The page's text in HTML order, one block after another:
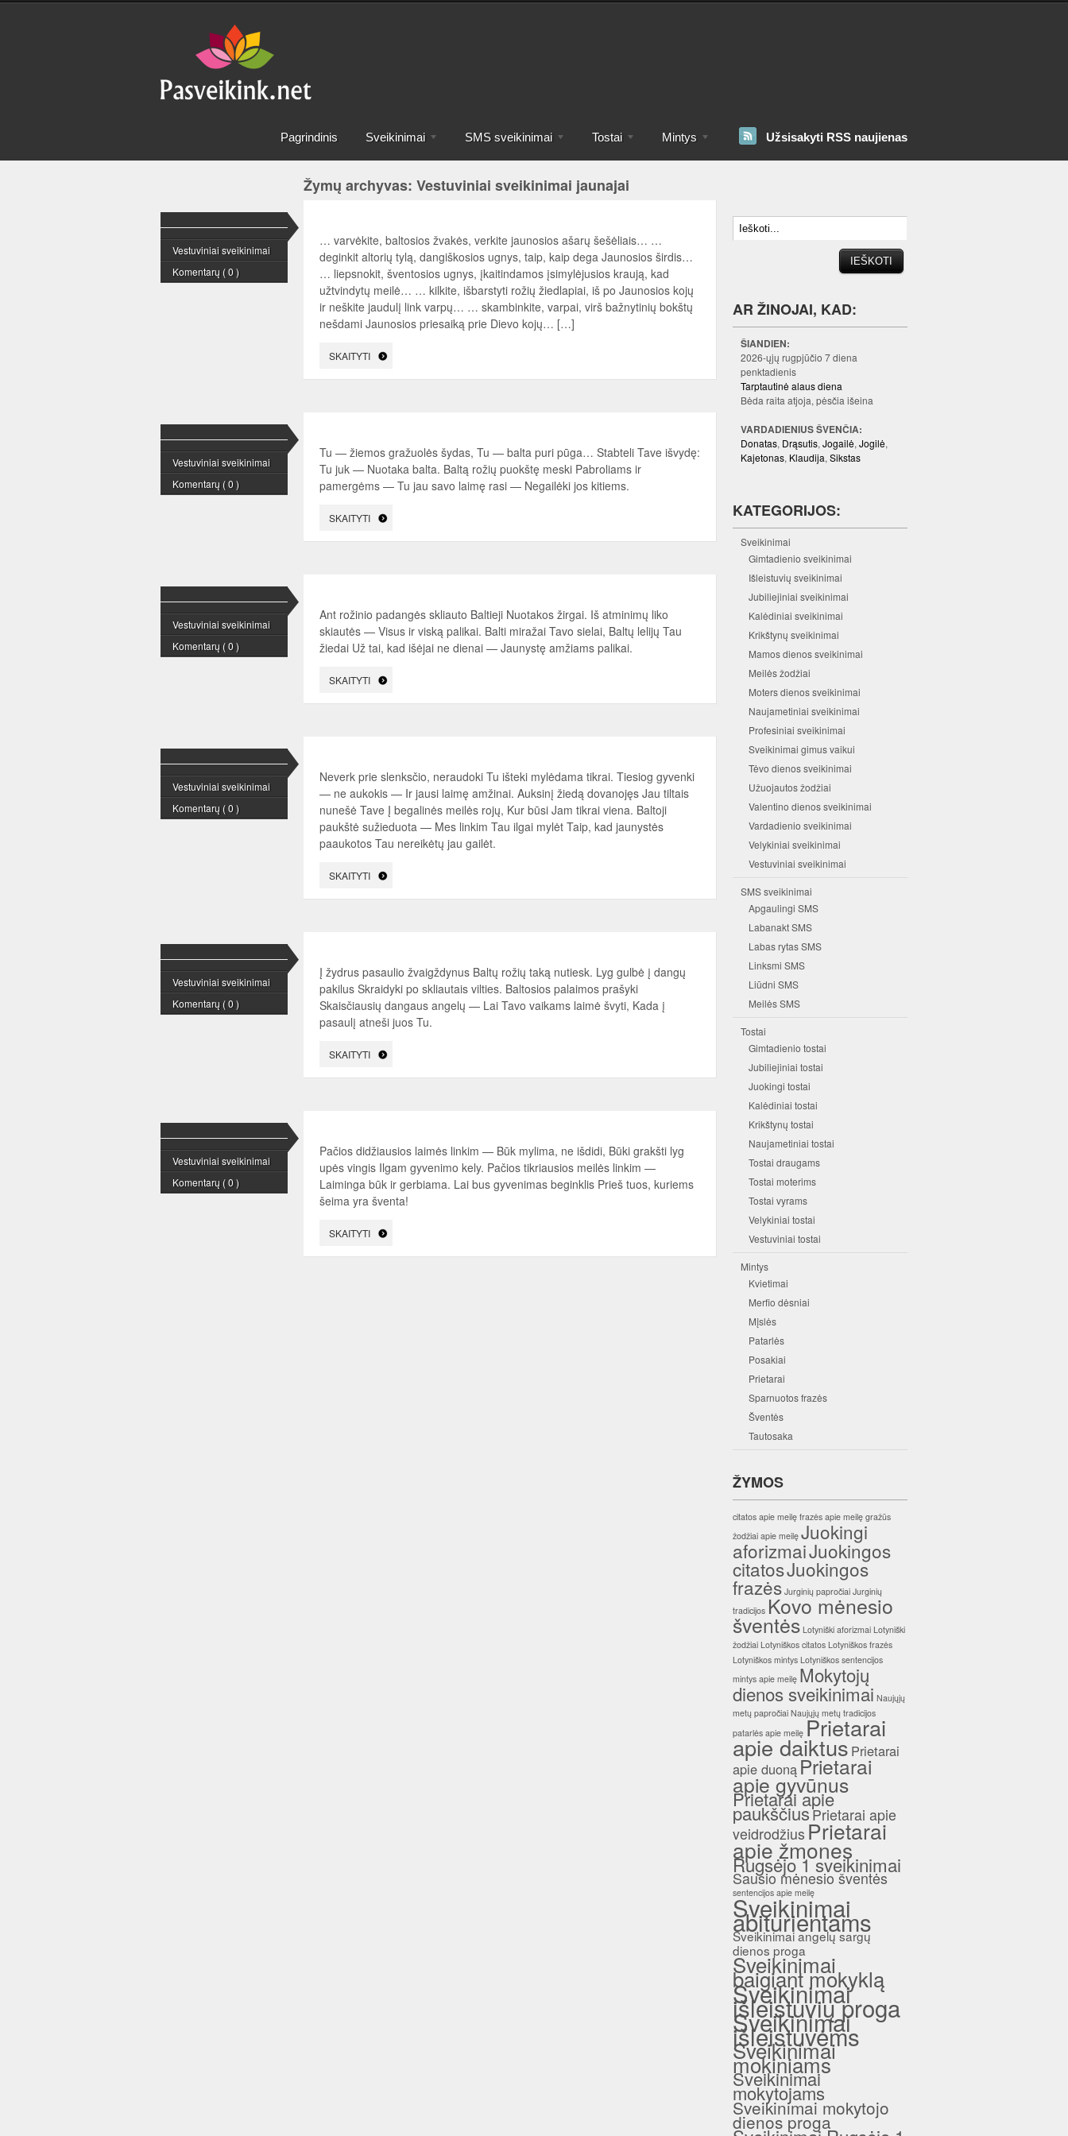
Pagrindinis Sveikinimai SMS sveikinimai Tostai Mintys Užsisakyti RSS naujienas
Žymų archyvas: Vestuviniai sveikinimai jaunajai
Vestuviniai sveikinimai
Komentarų ( 0 )
… varvėkite, baltosios žvakės, verkite jaunosios ašarų šešėliais… …
deginkit altorių tylą, dangiškosios ugnys, taip, kaip dega Jaunosios širdis…
… liepsnokit, šventosios ugnys, įkaitindamos įsimylėjusios kraują, kad
užtvindytų meilė… … kilkite, išbarstyti rožių žiedlapiai, iš po Jaunosios kojų
ir neškite jaudulį link varpų… … skambinkite, varpai, virš bažnytinių bokštų
nešdami Jaunosios priesaiką prie Dievo kojų… […]
SKAITYTI
Vestuviniai sveikinimai
Komentarų ( 0 )
Tu — žiemos gražuolės šydas, Tu — balta puri pūga… Stabteli Tave išvydę:
Tu juk — Nuotaka balta. Baltą rožių puokštę meski Pabroliams ir
pamergėms — Tu jau savo laimę rasi — Negailėki jos kitiems.
SKAITYTI
Vestuviniai sveikinimai
Komentarų ( 0 )
Ant rožinio padangės skliauto Baltieji Nuotakos žirgai. Iš atminimų liko
skiautės — Visus ir viską palikai. Balti miražai Tavo sielai, Baltų lelijų Tau
žiedai Už tai, kad išėjai ne dienai — Jaunystę amžiams palikai.
SKAITYTI
Vestuviniai sveikinimai
Komentarų ( 0 )
Neverk prie slenksčio, neraudoki Tu išteki mylėdama tikrai. Tiesiog gyvenki
— ne aukokis — Ir jausi laimę amžinai. Auksinį žiedą dovanojęs Jau tiltais
nunešė Tave Į begalinės meilės rojų, Kur būsi Jam tikrai viena. Baltoji
paukštė sužieduota — Mes linkim Tau ilgai mylėt Taip, kad jaunystės
paaukotos Tau nereikėtų jau gailėt.
SKAITYTI
Vestuviniai sveikinimai
Komentarų ( 0 )
Į žydrus pasaulio žvaigždynus Baltų rožių taką nutiesk. Lyg gulbė į dangų
pakilus Skraidyki po skliautais vilties. Baltosios palaimos prašyki
Skaisčiausių dangaus angelų — Lai Tavo vaikams laimė švyti, Kada į
pasaulį atneši juos Tu.
SKAITYTI
Vestuviniai sveikinimai
Komentarų ( 0 )
Pačios didžiausios laimės linkim — Būk mylima, ne išdidi, Būki grakšti lyg
upės vingis Ilgam gyvenimo kely. Pačios tikriausios meilės linkim —
Laiminga būk ir gerbiama. Lai bus gyvenimas beginklis Prieš tuos, kuriems
šeima yra šventa!
SKAITYTI
AR ŽINOJAI, KAD:
ŠIANDIEN:
2026-ųjų rugpjūčio 7 diena
penktadienis
Tarptautinė alaus diena
Bėda raita atjoja, pėsčia išeina
VARDADIENIUS ŠVENČIA:
Donatas, Drąsutis, Jogailė, Jogilė,
Kajetonas, Klaudija, Sikstas
KATEGORIJOS:
Sveikinimai
Gimtadienio sveikinimai
Išleistuvių sveikinimai
Jubiliejiniai sveikinimai
Kalėdiniai sveikinimai
Krikštynų sveikinimai
Mamos dienos sveikinimai
Meilės žodžiai
Moters dienos sveikinimai
Naujametiniai sveikinimai
Profesiniai sveikinimai
Sveikinimai gimus vaikui
Tėvo dienos sveikinimai
Užuojautos žodžiai
Valentino dienos sveikinimai
Vardadienio sveikinimai
Velykiniai sveikinimai
Vestuviniai sveikinimai
SMS sveikinimai
Apgaulingi SMS
Labanakt SMS
Labas rytas SMS
Linksmi SMS
Liūdni SMS
Meilės SMS
Tostai
Gimtadienio tostai
Jubiliejiniai tostai
Juokingi tostai
Kalėdiniai tostai
Krikštynų tostai
Naujametiniai tostai
Tostai draugams
Tostai moterims
Tostai vyrams
Velykiniai tostai
Vestuviniai tostai
Mintys
Kvietimai
Merfio dėsniai
Mįslės
Patarlės
Posakiai
Prietarai
Sparnuotos frazės
Šventės
Tautosaka
ŽYMOS
citatos apie meilę frazės apie meilę gražūs
žodžiai apie meilę Juokingi
aforizmaiJuokingos
citatosJuokingos
frazės Jurginių papročiai Jurginių
tradicijos Kovo mėnesio
šventės Lotyniški aforizmai Lotyniški
žodžiai Lotyniškos citatos Lotyniškos frazės
Lotyniškos mintys Lotyniškos sentencijos
mintys apie meilę Mokytojų
dienos sveikinimai Naujųjų
metų papročiai Naujųjų metų tradicijos
patarlės apie meilę Prietarai
apie daiktusPrietarai
apie duoną Prietarai
apie gyvūnus
Prietarai apie
paukščiusPrietarai apie
veidrodžiusPrietarai
apie žmones
Rugsėjo 1 sveikinimai
Sausio mėnesio šventės
sentencijos apie meilę
Sveikinimai
abiturientams
Sveikinimai angelų sargų
dienos proga
Sveikinimai
baigiant mokyklą
Sveikinimai
išleistuvių proga
Sveikinimai
išleistuvėms
Sveikinimai
mokiniams
Sveikinimai
mokytojams
Sveikinimai mokytojo
dienos proga